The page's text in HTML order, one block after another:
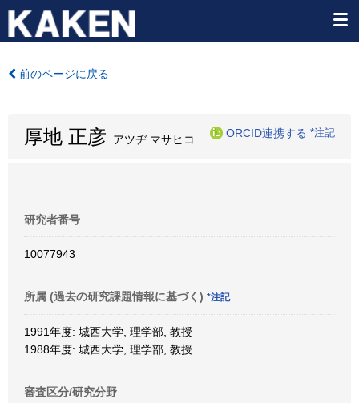
前のページに戻る
厚地 正彦 アツヂ マサヒコ
ORCID連携する *注記
研究者番号
10077943
所属 (過去の研究課題情報に基づく) *注記
1991年度: 城西大学, 理学部, 教授
1988年度: 城西大学, 理学部, 教授
審査区分/研究分野